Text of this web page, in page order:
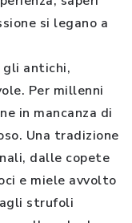
si legano a
antichi,
Per millenni
in mancanza di
Una tradizione
dalle copete
e miele avvolto
strufoli